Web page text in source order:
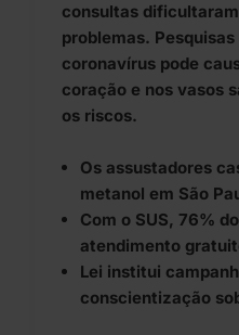
consultas
problemas.
coronavírus pode
coração e nos vasos
os riscos.
Os assustadores
metanol em São
Com o SUS, 76%
atendimento
Lei institui
conscientização